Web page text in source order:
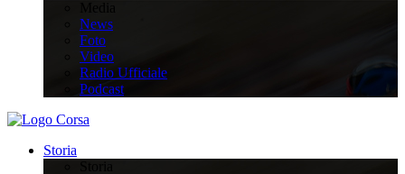
News
Foto
Video
Radio Ufficiale
Podcast
Storia